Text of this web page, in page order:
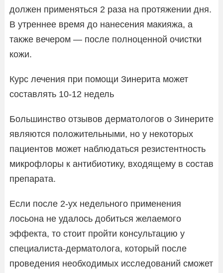
должен применяться 2 раза на протяжении дня.
В утреннее время до нанесения макияжа, а
также вечером — после полноценной очистки
кожи.
Курс лечения при помощи Зинерита может
составлять 10-12 недель
Большинство отзывов дерматологов о Зинерите
являются положительными, но у некоторых
пациентов может наблюдаться резистентность
микрофлоры к антибиотику, входящему в состав
препарата.
Если после 2-ух недельного применения
лосьона не удалось добиться желаемого
эффекта, то стоит пройти консультацию у
специалиста-дерматолога, который после
проведения необходимых исследований сможет